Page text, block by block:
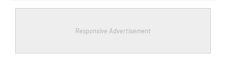
Responsive Advertisement